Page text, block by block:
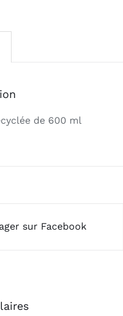
de 600 ml
sur Facebook